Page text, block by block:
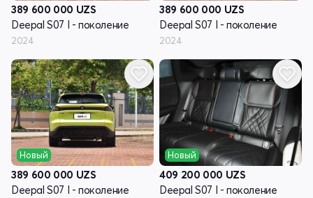
389 600 000 UZS
Deepal S07 I - поколение
2024
389 600 000 UZS
Deepal S07 I - поколение
2024
Новый
389 600 000 UZS
Deepal S07 I - поколение
Новый
409 200 000 UZS
Deepal S07 I - поколение